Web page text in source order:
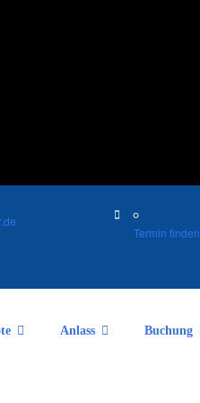
Termin finden
Anlass Buchung